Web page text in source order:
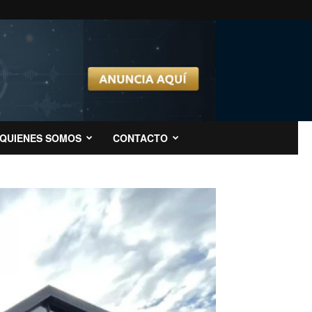
QUIENES SOMOS CONTACTO